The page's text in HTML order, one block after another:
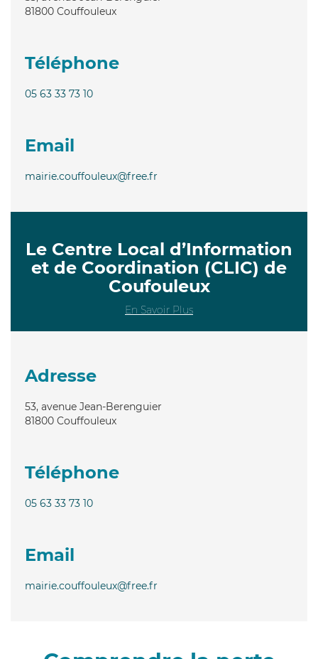
81800 Couffouleux
Téléphone
05 63 33 73 10
Email
mairie.couffouleux@free.fr
Le Centre Local d’Information
et de Coordination (CLIC) de
Coufouleux
En Savoir Plus
Adresse
53, avenue Jean-Berenguier
81800 Couffouleux
Téléphone
05 63 33 73 10
Email
mairie.couffouleux@free.fr